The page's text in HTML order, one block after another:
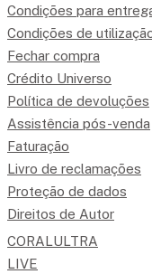
Condições para
Condições de
Fechar compra
Crédito Universo
Política de devoluções
Assistência pós-venda
Faturação
Livro de reclamações
Proteção de dados
Direitos de Autor
CORALULTRA
LIVE